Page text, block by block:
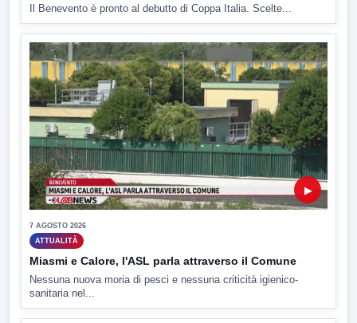
Il Benevento è pronto al debutto di Coppa Italia. Scelte...
▶
7 AGOSTO 2026
ATTUALITÀ
Miasmi e Calore, l'ASL parla attraverso il Comune
Nessuna nuova moria di pesci e nessuna criticità igienico-
sanitaria nel...